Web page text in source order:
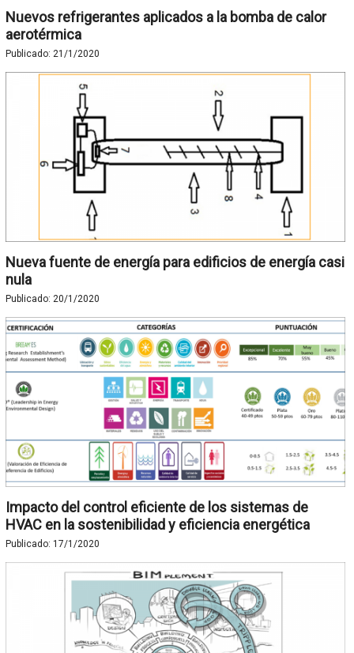
Nuevos refrigerantes aplicados a la bomba de calor
aerotérmica
Publicado: 21/1/2020
Nueva fuente de energía para edificios de energía casi
nula
Publicado: 20/1/2020
Impacto del control eficiente de los sistemas de
HVAC en la sostenibilidad y eficiencia energética
Publicado: 17/1/2020